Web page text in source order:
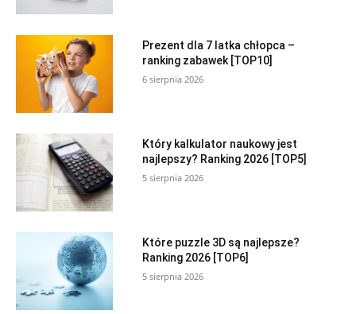
Prezent dla 7 latka chłopca –
ranking zabawek [TOP10]
6 sierpnia 2026
Który kalkulator naukowy jest
najlepszy? Ranking 2026 [TOP5]
5 sierpnia 2026
Które puzzle 3D są najlepsze?
Ranking 2026 [TOP6]
5 sierpnia 2026